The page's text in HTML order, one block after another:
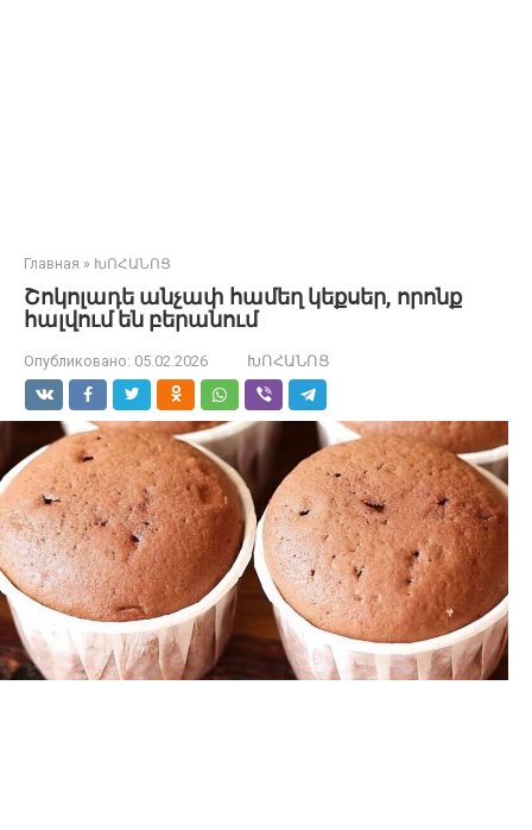
Главная » ԽՈՀԱՆՈՑ
Շոկոլադե անչափ համեղ կեքսեր, որոնք
հալվում են բերանում
Опубликовано: 05.02.2026 ԽՈՀԱՆՈՑ